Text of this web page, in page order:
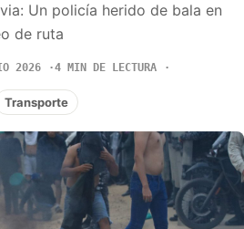
Un policía herido de bala en
de ruta
2026
4 MIN DE LECTURA
Transporte